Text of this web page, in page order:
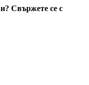
Свържете се с